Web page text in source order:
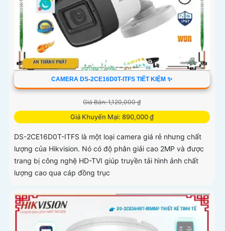
CAMERA DS-2CE16D0T-ITFS TIẾT KIỆM ✨
Giá Bán: 1,120,000 ₫
Giá Khuyến Mại: 890,000 ₫
DS-2CE16D0T-ITFS là một loại camera giá rẻ nhưng chất
lượng của Hikvision. Nó có độ phân giải cao 2MP và được
trang bị công nghệ HD-TVI giúp truyền tải hình ảnh chất
lượng cao qua cáp đồng trục